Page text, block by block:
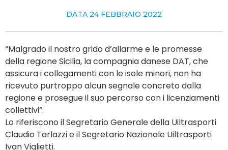
DATA 24 FEBBRAIO 2022
“Malgrado il nostro grido d’allarme e le promesse
della regione Sicilia, la compagnia danese DAT, che
assicura i collegamenti con le isole minori, non ha
ricevuto purtroppo alcun segnale concreto dalla
regione e prosegue il suo percorso con i licenziamenti
collettivi”.
Lo riferiscono il Segretario Generale della Uiltrasporti
Claudio Tarlazzi e il Segretario Nazionale Uiltrasporti
Ivan Viglietti.